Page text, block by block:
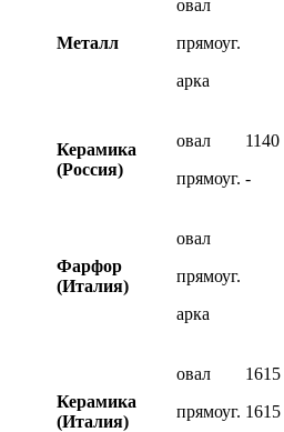
Металл
овал
прямоуг.
арка
Керамика
(Россия)
овал
прямоуг.
1140
-
Фарфор
(Италия)
овал
прямоуг.
арка
Керамика
(Италия)
овал
прямоуг.
1615
1615